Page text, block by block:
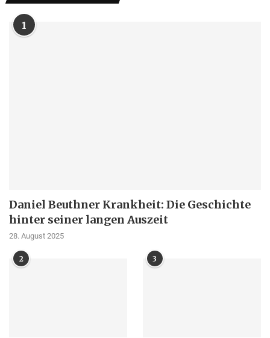
1
Daniel Beuthner Krankheit: Die Geschichte
hinter seiner langen Auszeit
28. August 2025
2 3